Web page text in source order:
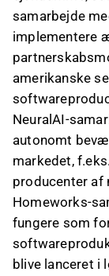
samarbejde
implementere
amerikanske
NeuralAI-
autonomt
markedet,
producenter af
Homeworks-
fungere som
blive lanceret i